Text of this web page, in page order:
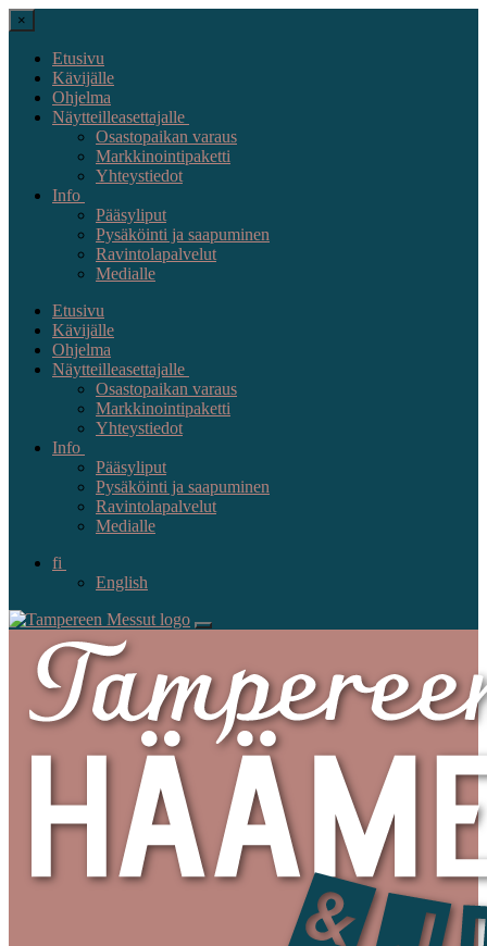
×
Etusivu
Kävijälle
Ohjelma
Näytteilleasettajalle
Osastopaikan varaus
Markkinointipaketti
Yhteystiedot
Info
Pääsyliput
Pysäköinti ja saapuminen
Ravintolapalvelut
Medialle
Etusivu
Kävijälle
Ohjelma
Näytteilleasettajalle
Osastopaikan varaus
Markkinointipaketti
Yhteystiedot
Info
Pääsyliput
Pysäköinti ja saapuminen
Ravintolapalvelut
Medialle
fi
English